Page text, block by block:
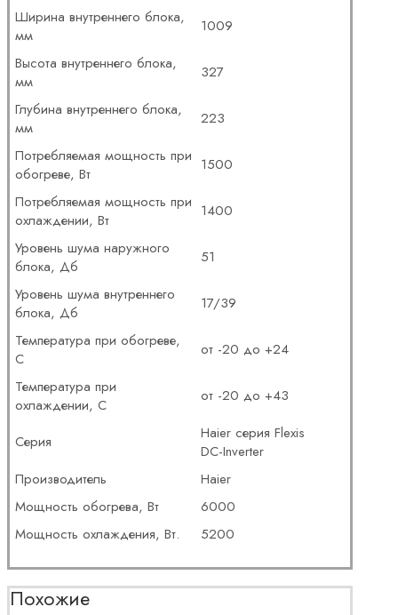
Ширина внутреннего блока,
мм
1009
Высота внутреннего блока,
мм
327
Глубина внутреннего блока,
мм
223
Потребляемая мощность при
обогреве, Вт
1500
Потребляемая мощность при
охлаждении, Вт
1400
Уровень шума наружного
блока, Дб
51
Уровень шума внутреннего
блока, Дб
17/39
Температура при обогреве,
С
от -20 до +24
Температура при
охлаждении, С
от -20 до +43
Серия
Haier серия Flexis
DC-Inverter
Производитель
Haier
Мощность обогрева, Вт
6000
Мощность охлаждения, Вт.
5200
Похожие